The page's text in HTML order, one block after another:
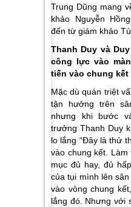
Trung Dũng mang
khảo Nguyễn
đến từ giám khảo
Thanh Duy và
công lực vào
tiến vào chung kết
Mặc dù quán triệt
tận hưởng trên
nhưng khi bước
trưởng Thanh Duy
lo lắng “Đây là thử
vào chung kết.
mục đủ hay, đủ
của tụi mình lên
vào vòng chung
lắng đó. Nhưng với